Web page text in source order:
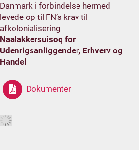
Danmark i forbindelse hermed
levede op til FN’s krav til
afkolonialisering
Naalakkersuisoq for
Udenrigsanliggender, Erhverv og
Handel
Dokumenter